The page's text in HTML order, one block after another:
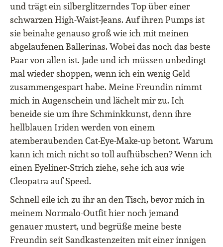
und trägt ein silberglitzerndes Top über einer
schwarzen High-Waist-Jeans. Auf ihren Pumps ist
sie beinahe genauso groß wie ich mit meinen
abgelaufenen Ballerinas. Wobei das noch das beste
Paar von allen ist. Jade und ich müssen unbedingt
mal wieder shoppen, wenn ich ein wenig Geld
zusammengespart habe. Meine Freundin nimmt
mich in Augenschein und lächelt mir zu. Ich
beneide sie um ihre Schminkkunst, denn ihre
hellblauen Iriden werden von einem
atemberaubenden Cat-Eye-Make-up betont. Warum
kann ich mich nicht so toll aufhübschen? Wenn ich
einen Eyeliner-Strich ziehe, sehe ich aus wie
Cleopatra auf Speed.
Schnell eile ich zu ihr an den Tisch, bevor mich in
meinem Normalo-Outfit hier noch jemand
genauer mustert, und begrüße meine beste
Freundin seit Sandkastenzeiten mit einer innigen